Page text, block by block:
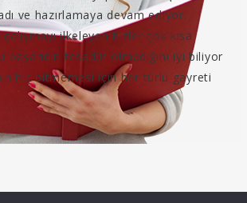
ve hazırlamaya devam ediyor.
ilkeleyen bizler çok kısa
tesadüf olmadığını iyi biliyor
hiç bitmemesi için her türlü gayreti